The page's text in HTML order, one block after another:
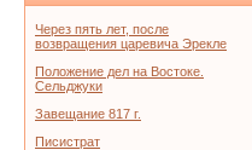
Через пять лет, после
возвращения царевича Эрекле
Положение дел на Востоке.
Сельджуки
Завещание 817 г.
Писистрат